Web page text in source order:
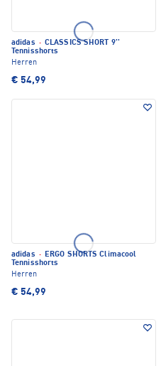
adidas · CLASSICS SHORT 9''
Tennisshorts
Herren
€ 54,99
adidas · ERGO SHORTS Climacool
Tennisshorts
Herren
€ 54,99